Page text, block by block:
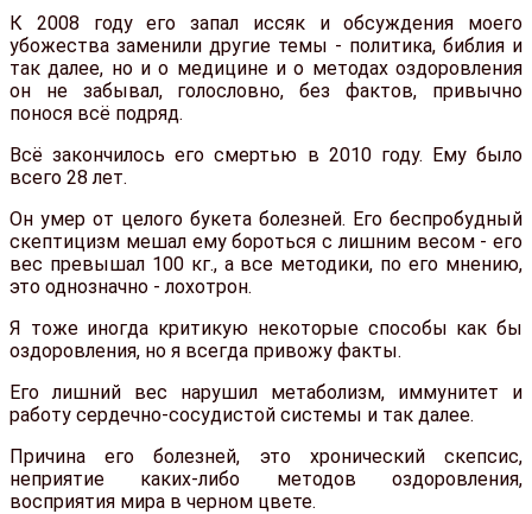
К 2008 году его запал иссяк и обсуждения моего
убожества заменили другие темы - политика, библия и
так далее, но и о медицине и о методах оздоровления
он не забывал, голословно, без фактов, привычно
понося всё подряд.
Всё закончилось его смертью в 2010 году. Ему было
всего 28 лет.
Он умер от целого букета болезней. Его беспробудный
скептицизм мешал ему бороться с лишним весом - его
вес превышал 100 кг., а все методики, по его мнению,
это однозначно - лохотрон.
Я тоже иногда критикую некоторые способы как бы
оздоровления, но я всегда привожу факты.
Его лишний вес нарушил метаболизм, иммунитет и
работу сердечно-сосудистой системы и так далее.
Причина его болезней, это хронический скепсис,
неприятие каких-либо методов оздоровления,
восприятия мира в черном цвете.